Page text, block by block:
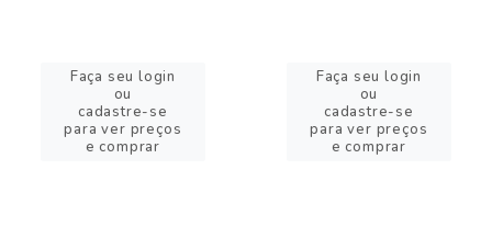
Faça seu login
ou
cadastre-se
para ver preços
e comprar
Faça seu login
ou
cadastre-se
para ver preços
e comprar